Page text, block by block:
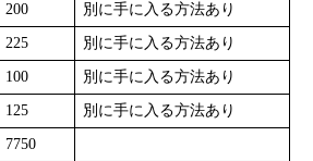
200 別に手に入る方法あり
225 別に手に入る方法あり
100 別に手に入る方法あり
125 別に手に入る方法あり
7750